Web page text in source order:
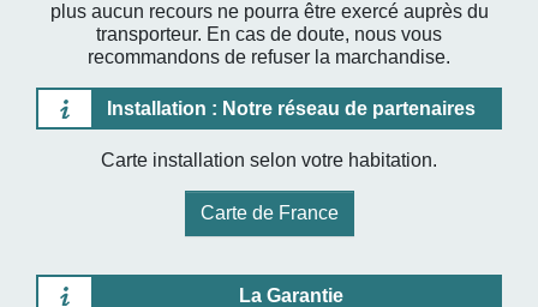
plus aucun recours ne pourra être exercé auprès du
transporteur. En cas de doute, nous vous
recommandons de refuser la marchandise.
Installation : Notre réseau de partenaires
Carte installation selon votre habitation.
Carte de France
La Garantie